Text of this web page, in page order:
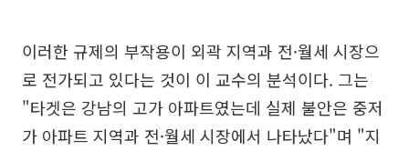
이러한 규제의 부작용이 외곽 지역과 전·월세 시장으
로 전가되고 있다는 것이 이 교수의 분석이다. 그는
"타겟은 강남의 고가 아파트였는데 실제 불안은 중저
가 아파트 지역과 전·월세 시장에서 나타났다"며 "지